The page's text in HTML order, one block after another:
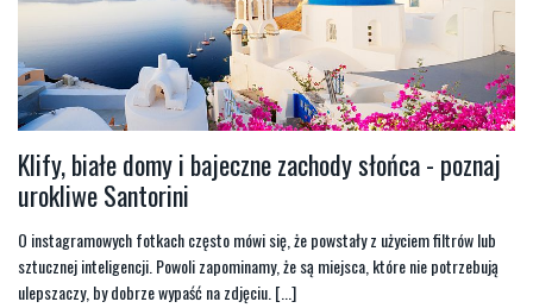
Klify, białe domy i bajeczne zachody słońca - poznaj
urokliwe Santorini
O instagramowych fotkach często mówi się, że powstały z użyciem filtrów lub
sztucznej inteligencji. Powoli zapominamy, że są miejsca, które nie potrzebują
ulepszaczy, by dobrze wypaść na zdjęciu. [...]